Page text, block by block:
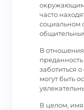
часто
социальном
В
заботиться
могут быть
В целом, имя